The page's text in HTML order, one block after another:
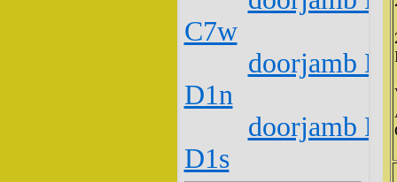
C7w
doorjamb
D1n
doorjamb
D1s